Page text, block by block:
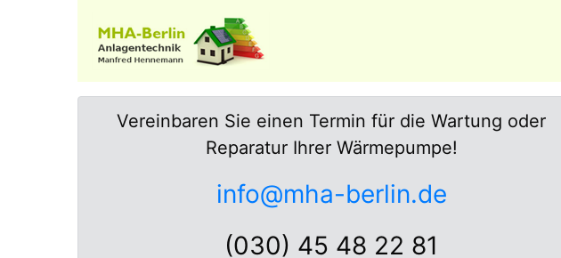
Vereinbaren Sie einen Termin für die Wartung oder
Reparatur Ihrer Wärmepumpe!
info@mha-berlin.de
(030) 45 48 22 81